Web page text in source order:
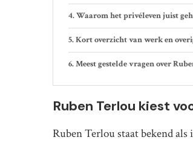
Waarom het privéleven juist
Kort overzicht van werk en
Meest gestelde vragen over
Ruben Terlou kiest
Ruben Terlou staat bekend